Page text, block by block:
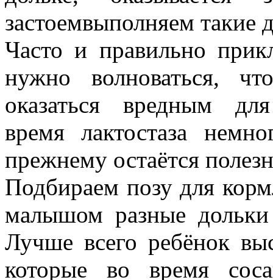
застоемвыполняем такие
Часто и правильно
нужно волноваться,
оказаться вредным
время лактостаза
прежнему остаётся
Подбираем позу для
малышом разные
Лучше всего ребёнок
которые во время